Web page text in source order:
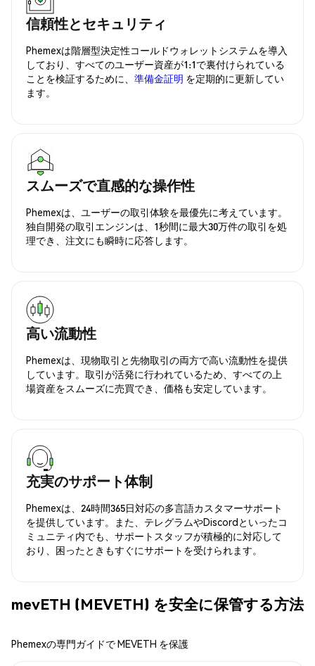
信頼性とセキュリティ
Phemexは階層型決定性コールドウォレットシステムを導入
しており、すべてのユーザー資産が1:1で裏付けられている
ことを検証するために、 準備金証明 を定期的に更新してい
ます。
スムーズで直感的な操作性
Phemexは、ユーザーの取引体験を最優先に考えています。
独自開発の取引エンジンは、1秒間に最大30万件の取引を処
理でき、注文にも瞬時に応答します。
高い流動性
Phemexは、現物取引と先物取引の両方で高い流動性を提供
しています。取引が活発に行われているため、すべての上
場資産をスムーズに売買でき、価格も安定しています。
充実のサポート体制
Phemexは、24時間365日対応の多言語カスタマーサポート
を提供しています。また、テレグラムやDiscordといったコ
ミュニティ内でも、サポートスタッフが積極的に対応して
おり、困ったときもすぐにサポートを受けられます。
mevETH (MEVETH) を安全に保管する方法
Phemexの専門ガイドで MEVETH を保護